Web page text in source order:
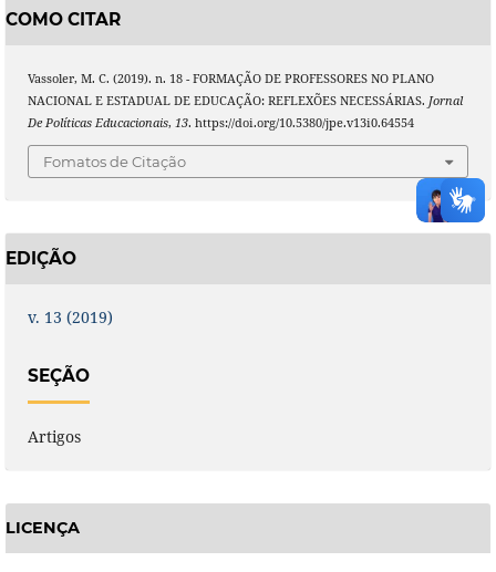
COMO CITAR
Vassoler, M. C. (2019). n. 18 - FORMAÇÃO DE PROFESSORES NO PLANO
NACIONAL E ESTADUAL DE EDUCAÇÃO: REFLEXÕES NECESSÁRIAS. Jornal
De Políticas Educacionais, 13. https://doi.org/10.5380/jpe.v13i0.64554
Fomatos de Citação
EDIÇÃO
v. 13 (2019)
SEÇÃO
Artigos
LICENÇA